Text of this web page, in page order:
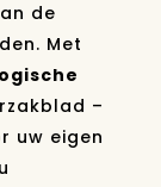
de
Met
–
uw eigen